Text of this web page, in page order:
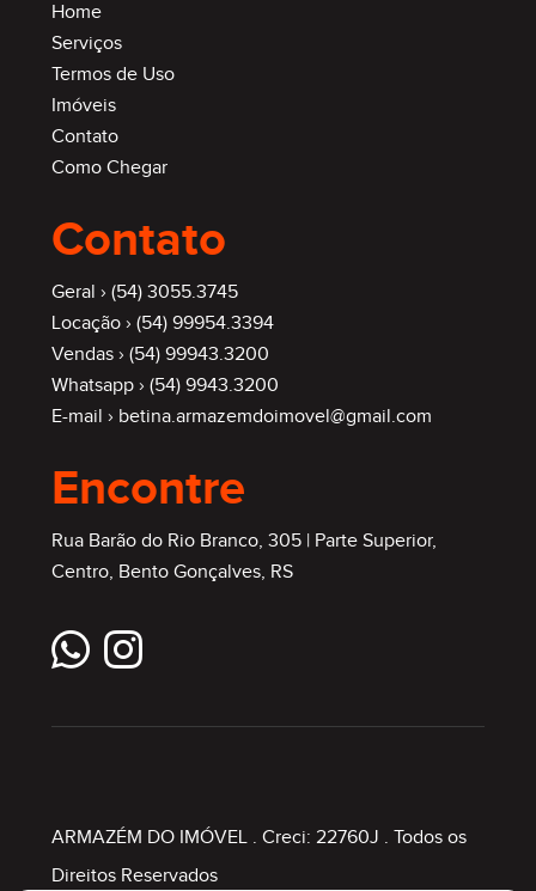
Home
Serviços
Termos de Uso
Imóveis
Contato
Como Chegar
Contato
Geral › (54) 3055.3745
Locação › (54) 99954.3394
Vendas › (54) 99943.3200
Whatsapp › (54) 9943.3200
E-mail › betina.armazemdoimovel@gmail.com
Encontre
Rua Barão do Rio Branco, 305 | Parte Superior,
Centro, Bento Gonçalves, RS
ARMAZÉM DO IMÓVEL. Creci: 22760J . Todos os
Direitos Reservados